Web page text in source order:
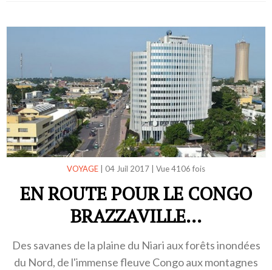
VOYAGE 04 Juil 2017 Vue 4106 fois
EN ROUTE POUR LE CONGO
BRAZZAVILLE...
Des savanes de la plaine du Niari aux forêts inondées
du Nord, de l'immense fleuve Congo aux montagnes